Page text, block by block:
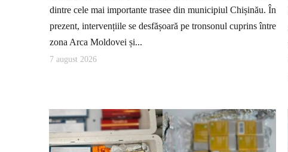
dintre cele mai importante trasee din municipiul Chișinău. În
prezent, intervențiile se desfășoară pe tronsonul cuprins între
zona Arca Moldovei și...
7 august 2026